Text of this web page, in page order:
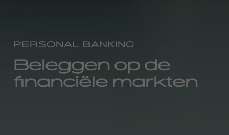
PERSONAL BANKING
Beleggen op de
financiële markten